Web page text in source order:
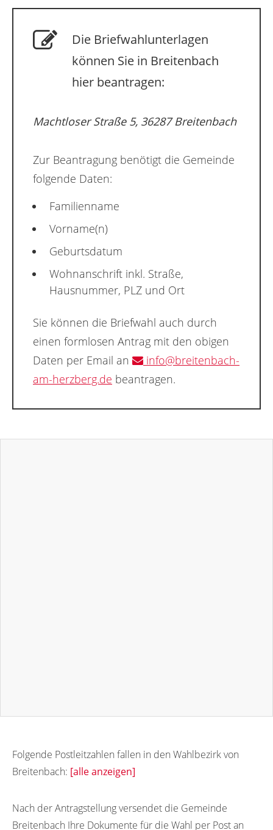
Die Briefwahlunterlagen
können Sie in Breitenbach
hier beantragen:
Machtloser Straße 5, 36287 Breitenbach
Zur Beantragung benötigt die Gemeinde
folgende Daten:
Familienname
Vorname(n)
Geburtsdatum
Wohnanschrift inkl. Straße,
Hausnummer, PLZ und Ort
Sie können die Briefwahl auch durch
einen formlosen Antrag mit den obigen
Daten per Email an
info@breitenbach-
am-herzberg.de beantragen.
Folgende Postleitzahlen fallen in den Wahlbezirk von
Breitenbach: [alle anzeigen]
Nach der Antragstellung versendet die Gemeinde
Breitenbach Ihre Dokumente für die Wahl per Post an